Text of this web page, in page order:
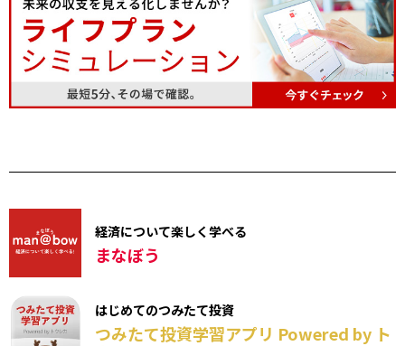
経済について楽しく学べる
まなぼう
はじめてのつみたて投資
つみたて投資学習アプリ Powered by ト